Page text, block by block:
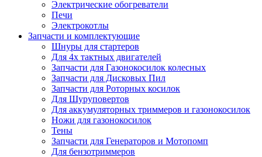
Электрические обогреватели
Печи
Электрокотлы
Запчасти и комплектующие
Шнуры для стартеров
Для 4х тактных двигателей
Запчасти для Газонокосилок колесных
Запчасти для Дисковых Пил
Запчасти для Роторных косилок
Для Шуруповертов
Для аккумуляторных триммеров и газонокосилок
Ножи для газонокосилок
Тены
Запчасти для Генераторов и Мотопомп
Для бензотриммеров